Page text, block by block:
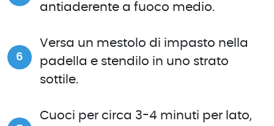
antiaderente a fuoco medio.
Versa un mestolo di impasto nella
padella e stendilo in uno strato
sottile.
Cuoci per circa 3-4 minuti per lato,